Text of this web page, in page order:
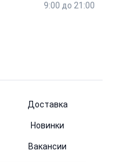
9:00 до 21:00
Доставка
Новинки
Вакансии